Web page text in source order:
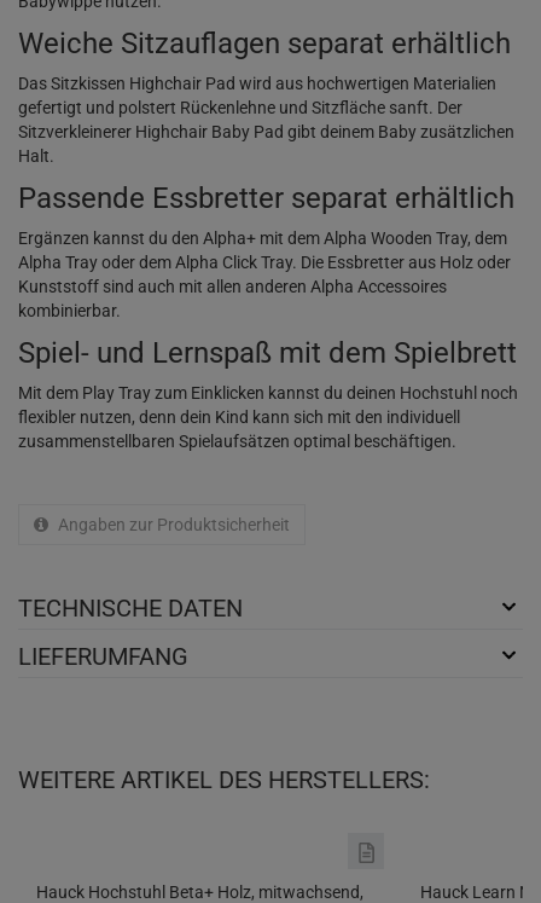
Weiche Sitzauflagen separat erhältlich
Das Sitzkissen Highchair Pad wird aus hochwertigen Materialien
gefertigt und polstert Rückenlehne und Sitzfläche sanft. Der
Sitzverkleinerer Highchair Baby Pad gibt deinem Baby zusätzlichen
Halt.
Passende Essbretter separat erhältlich
Ergänzen kannst du den Alpha+ mit dem Alpha Wooden Tray, dem
Alpha Tray oder dem Alpha Click Tray. Die Essbretter aus Holz oder
Kunststoff sind auch mit allen anderen Alpha Accessoires
kombinierbar.
Spiel- und Lernspaß mit dem Spielbrett
Mit dem Play Tray zum Einklicken kannst du deinen Hochstuhl noch
flexibler nutzen, denn dein Kind kann sich mit den individuell
zusammenstellbaren Spielaufsätzen optimal beschäftigen.
Angaben zur Produktsicherheit
TECHNISCHE DATEN
LIEFERUMFANG
WEITERE ARTIKEL DES HERSTELLERS:
Hauck Hochstuhl Beta+ Holz, mitwachsend,
Hauck Learn N